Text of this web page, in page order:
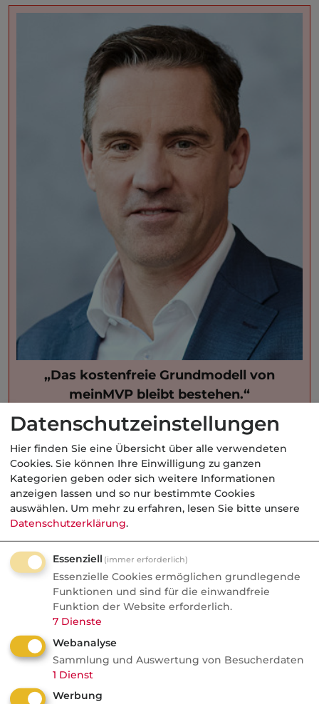
„Das kostenfreie Grundmodell von
meinMVP bleibt bestehen.“
Dr. Claus Hunold
Haftpflichtkasse
AuchDr. Claus Hunold von der
Haftpflichtkasse, immerhin
Gründungsmitglied von meinMVP, lässt sich
nicht tief in die Karten gucken: "Während
andere Plattformen von Investoren
übernommen werden bleibt das
kostenfreie Grundmodell von meinMVP
bestehen. Das ist unser Beitrag zur
Maklerunabhängigkeit
dieZusatzservices denn auf reine
Technikleistungen? Nein, es kommen für uns
Versicherer alle Services in Betracht, die den
Datenschutzeinstellungen
Hier finden Sie eine Übersicht über alle verwendeten
Cookies. Sie können Ihre Einwilligung zu ganzen
Kategorien geben oder sich weitere Informationen
anzeigen lassen und so nur bestimmte Cookies
auswählen. Um mehr zu erfahren, lesen Sie bitte unsere
Datenschutzerklärung.
Essenziell (immer erforderlich)
Essenzielle Cookies ermöglichen grundlegende
Funktionen und sind für die einwandfreie
Funktion der Website erforderlich.
7 Dienste
Webanalyse
Sammlung und Auswertung von Besucherdaten
1 Dienst
Werbung